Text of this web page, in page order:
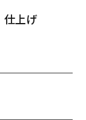
上げ